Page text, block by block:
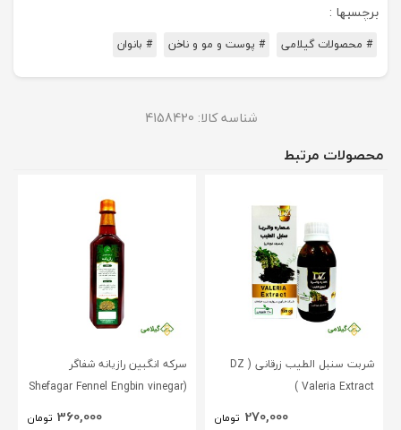
برچسبها :
# محصولات گیلامی # پوست و مو و ناخن # بانوان
شناسه کالا: 4158420
محصولات مرتبط
شربت سنبل الطیب زرقانی ( DZ
Valeria Extract )
270,000 تومان
سرکه انگبین رازیانه شفاگر
(Shefagar Fennel Engbin vinegar
360,000 تومان